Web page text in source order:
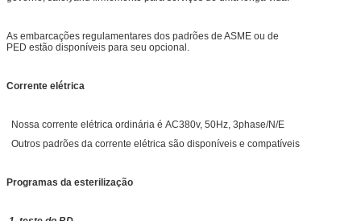
As embarcações regulamentares dos padrões de ASME ou de
PED estão disponíveis para seu opcional.
Corrente elétrica
Nossa corrente elétrica ordinária é AC380v, 50Hz, 3phase/N/E
Outros padrões da corrente elétrica são disponíveis e compatíveis
Programas da esterilização